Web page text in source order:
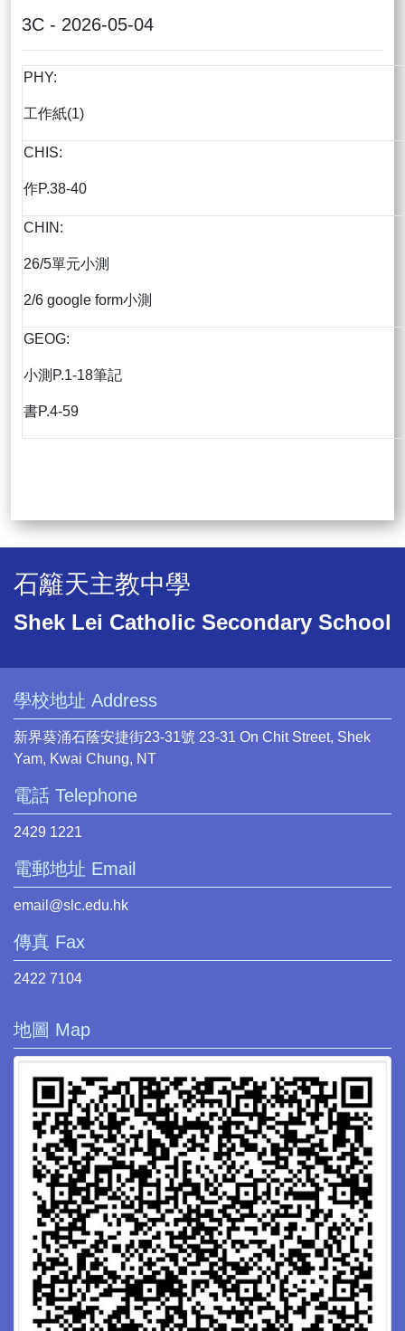
3C - 2026-05-04
PHY:
工作紙(1)
CHIS:
作P.38-40
CHIN:
26/5單元小測
2/6 google form小測
GEOG:
小測P.1-18筆記
書P.4-59
石籬天主教中學
Shek Lei Catholic Secondary School
學校地址 Address
新界葵涌石蔭安捷街23-31號 23-31 On Chit Street, Shek
Yam, Kwai Chung, NT
電話 Telephone
2429 1221
電郵地址 Email
email@slc.edu.hk
傳真 Fax
2422 7104
地圖 Map